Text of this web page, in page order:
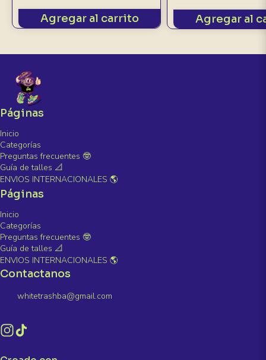
Agregar al carrito Agregar al
Páginas
Inicio
Categorías
Preguntas frecuentes 🤓
Guía de talles 📐
ENVIOS INTERNACIONALES 🌎
Páginas
Inicio
Categorías
Preguntas frecuentes 🤓
Guía de talles 📐
ENVIOS INTERNACIONALES 🌎
Contactanos
whitetrashba@gmail.com